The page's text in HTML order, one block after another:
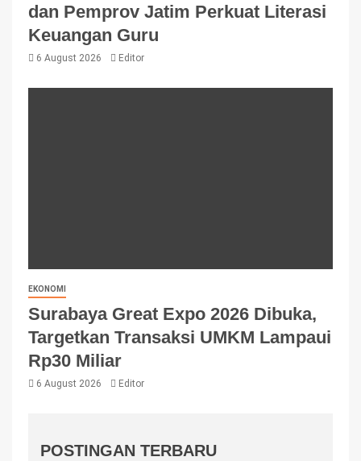
dan Pemprov Jatim Perkuat Literasi
Keuangan Guru
6 August 2026 Editor
EKONOMI
Surabaya Great Expo 2026 Dibuka,
Targetkan Transaksi UMKM Lampaui
Rp30 Miliar
6 August 2026 Editor
POSTINGAN TERBARU